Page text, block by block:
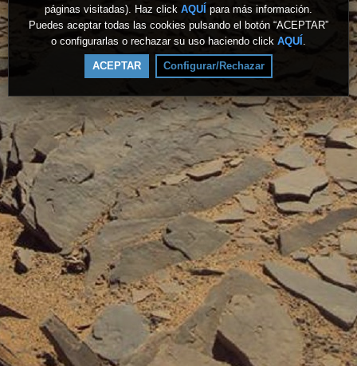
páginas visitadas). Haz click AQUÍ para más información.
Puedes aceptar todas las cookies pulsando el botón “ACEPTAR”
o configurarlas o rechazar su uso haciendo click AQUÍ .
ACEPTAR Configurar/Rechazar